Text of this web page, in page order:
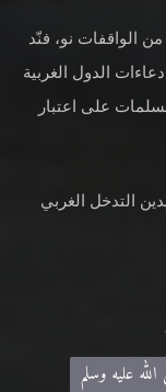
امرأة وفتاة من الواقفات نو، فنّد
الدول الغربية
على اعتبار
التدخل الغربي
عليه وسلم